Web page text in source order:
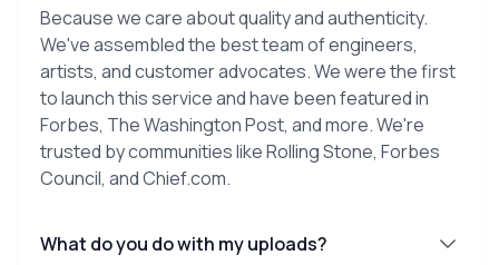
Because we care about quality and authenticity.
We've assembled the best team of engineers,
artists, and customer advocates. We were the first
to launch this service and have been featured in
Forbes, The Washington Post, and more. We're
trusted by communities like Rolling Stone, Forbes
Council, and Chief.com.
What do you do with my uploads?